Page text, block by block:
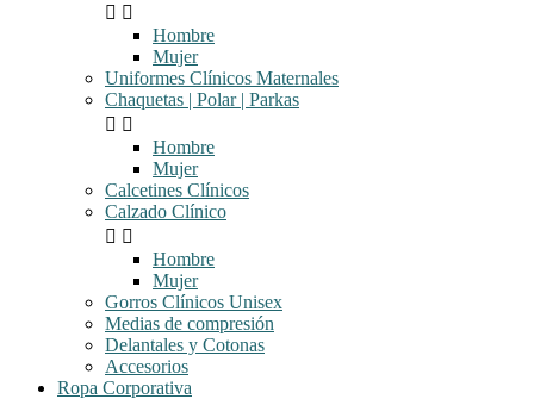
 
Hombre
Mujer
Uniformes Clínicos Maternales
Chaquetas | Polar | Parkas
 
Hombre
Mujer
Calcetines Clínicos
Calzado Clínico
 
Hombre
Mujer
Gorros Clínicos Unisex
Medias de compresión
Delantales y Cotonas
Accesorios
Ropa Corporativa